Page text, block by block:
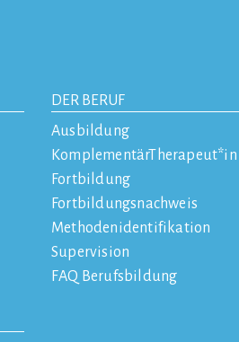
DER BERUF
Ausbildung
KomplementärTherapeut*in
Fortbildung
Fortbildungsnachweis
Methodenidentifikation
Supervision
FAQ Berufsbildung